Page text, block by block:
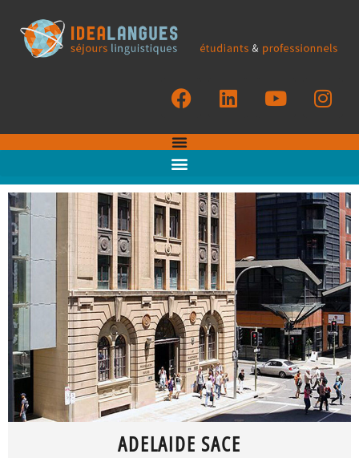
ADELAIDE SACE